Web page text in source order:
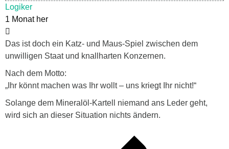
Logiker
1 Monat her
Das ist doch ein Katz- und Maus-Spiel zwischen dem
unwilligen Staat und knallharten Konzernen.
Nach dem Motto:
„Ihr könnt machen was Ihr wollt – uns kriegt Ihr nicht!“
Solange dem Mineralöl-Kartell niemand ans Leder geht,
wird sich an dieser Situation nichts ändern.